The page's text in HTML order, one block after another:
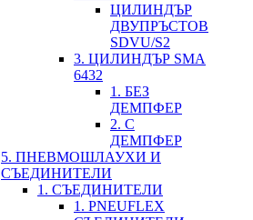
ЦИЛИНДЪР
ДВУПРЪСТОВ
SDVU/S2
3. ЦИЛИНДЪР SMA
6432
1. БЕЗ
ДЕМПФЕР
2. С
ДЕМПФЕР
5. ПНЕВМОШЛАУХИ И
СЪЕДИНИТЕЛИ
1. СЪЕДИНИТЕЛИ
1. PNEUFLEX